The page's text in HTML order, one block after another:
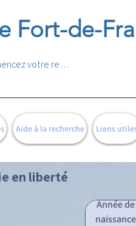
Fort-de-
Aide à la recherche Liens
en liberté
Année de
naissance